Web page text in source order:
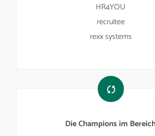
HR4YOU
recruitee
rexx systems
Die Champions im